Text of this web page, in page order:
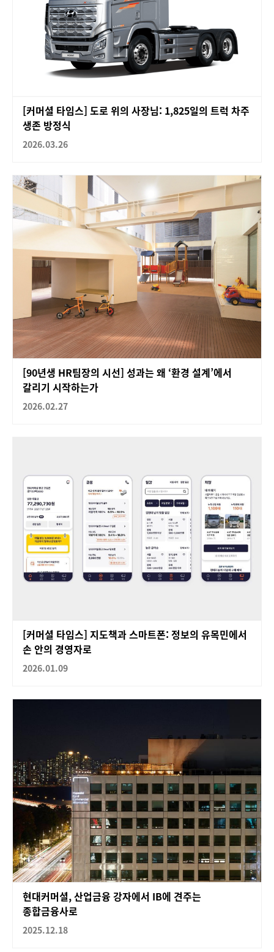
[커머셜 타임스] 도로 위의 사장님: 1,825일의 트럭 차주
생존 방정식
2026.03.26
[90년생 HR팀장의 시선] 성과는 왜 ‘환경 설계’에서
갈리기 시작하는가
2026.02.27
[커머셜 타임스] 지도책과 스마트폰: 정보의 유목민에서
손 안의 경영자로
2026.01.09
현대커머셜, 산업금융 강자에서 IB에 견주는
종합금융사로
2025.12.18